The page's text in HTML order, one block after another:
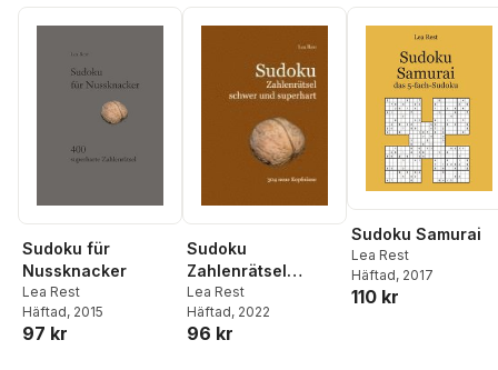
Sudoku für
Nussknacker
Lea Rest
Häftad, 2015
97 kr
Sudoku
Zahlenrätsel
schwer und
superhart
Lea Rest
Häftad, 2022
96 kr
Sudoku Samurai
Lea Rest
Häftad, 2017
110 kr